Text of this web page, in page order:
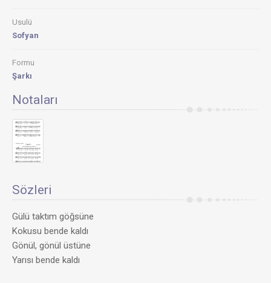
Usulü
Sofyan
Formu
Şarkı
Notaları
Sözleri
Gülü taktım göğsüne
Kokusu bende kaldı
Gönül, gönül üstüne
Yarısı bende kaldı